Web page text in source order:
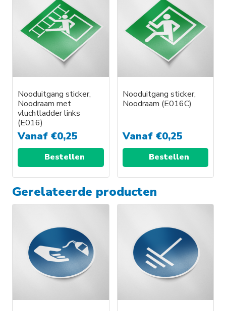
Nooduitgang sticker,
Noodraam met
vluchtladder links
(E016)
Vanaf €0,25
Bestellen
Nooduitgang sticker,
Noodraam (E016C)
Vanaf €0,25
Bestellen
Gerelateerde producten